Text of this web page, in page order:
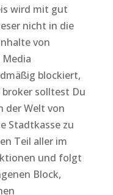
wird mit gut
nicht in die
von
blockiert,
solltest Du
der Welt von
Stadtkasse zu
Teil aller im
und folgt
Block,